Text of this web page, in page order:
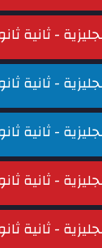
- ثانية
-
- ثانية
-
- ثانية